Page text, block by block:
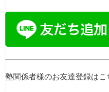
塾関係者様のお友達登録はこ